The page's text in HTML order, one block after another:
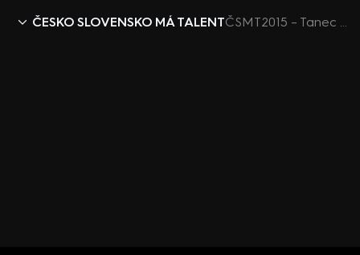
ČESKO SLOVENSKO MÁ TALENT ČSMT2015 – Tanec s ručníkem